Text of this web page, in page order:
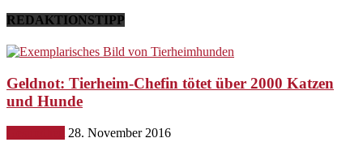
REDAKTIONSTIPP
Geldnot: Tierheim-Chefin tötet über 2000 Katzen
und Hunde
28. November 2016